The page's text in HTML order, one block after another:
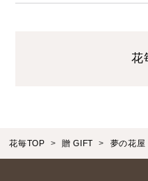
花
花毎TOP 贈 GIFT 夢の花屋